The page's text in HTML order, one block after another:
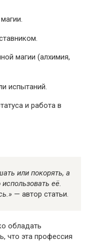
магии (алхимия,
испытаний.
и работа в
или покорять, а
её.
— автор статьи.
обладать
что эта профессия